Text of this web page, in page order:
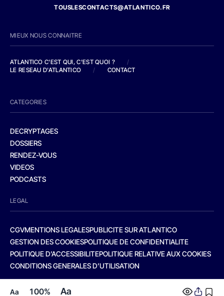
Aa 100% Aa
TOUSLESCONTACTS@ATLANTICO.FR
MIEUX NOUS CONNAITRE
ATLANTICO C'EST QUI, C'EST QUOI ?
/
LE RESEAU D'ATLANTICO
/ CONTACT
CATEGORIES
DECRYPTAGES
DOSSIERS
RENDEZ-VOUS
VIDEOS
PODCASTS
LEGAL
CGVMENTIONS LEGALESPUBLICITE SUR ATLANTICO
GESTION DES COOKIESPOLITIQUE DE CONFIDENTIALITE
POLITIQUE D’ACCESSIBILITEPOLITIQUE RELATIVE AUX COOKIES
CONDITIONS GENERALES D’UTILISATION